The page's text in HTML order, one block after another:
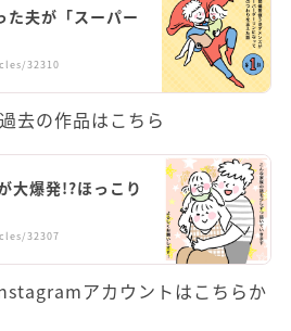
た夫が「スーパー
32310
去の作品はこちら
大爆発!?ほっこり
32307
アカウントはこちらか